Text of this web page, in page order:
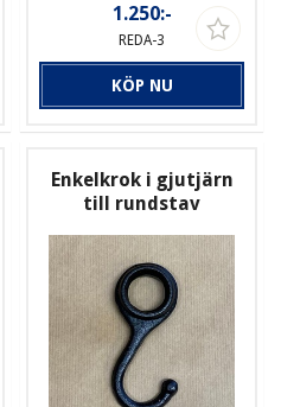
1.250:-
REDA-3
KÖP NU
Enkelkrok i gjutjärn
till rundstav